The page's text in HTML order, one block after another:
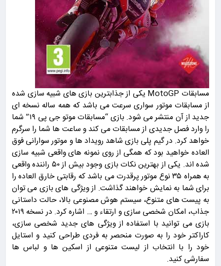
مسابقات MotoGP یکی از جذابترین بازی های شبیه سازی شده
از مسابقات موتور سواری سرعت می باشد که همه ساله نسخه ای
جدید از آن منتشر می شود. بازی “مسابقات موتو جی پی ۱۹” شما
را وارد فصل جدیدی از مسابقات می کند و ساعت ها شما را سرگرم
خواهد کرد. در گیم پلی بازی شاهد رویداد ها و موتور سوارانی فوق
العاده خواهید بود که همگی از روی نمونه های واقعی شبیه سازی
شده اند. یکی از بهترین نکات بازی وجود بیش از ۵۰ راننده واقعی
به همراه ۳۵ نوع موتور پرقدرت می باشد که رقابتی خارق العاده را
برای شما به نمایش خواهند گذاشت. از ویژگی های بازی می توان
به پیست های متنوع، سیستم هوش مصنوعی بالا، حالت داستانی
جذاب، امکان شخصی سازی و ارتقاء و … اشاره کرد. در نسخه ۲۰۱۹
بازی می توانید با استفاده از ویژگی های جدید شخصی سازی،
کاراکتر خود را به صورت منحصر به فردی طراحی کنید و استایل
خود را با انتخاب از لیست متنوعی از اسکین ها و لباس ها
سفارشی کنید.